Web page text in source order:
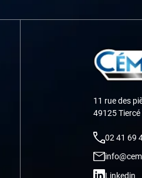
11 rue des
49125 Tiercé
02 41 69
Linkedin